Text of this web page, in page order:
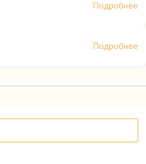
Подробнее
Подробнее